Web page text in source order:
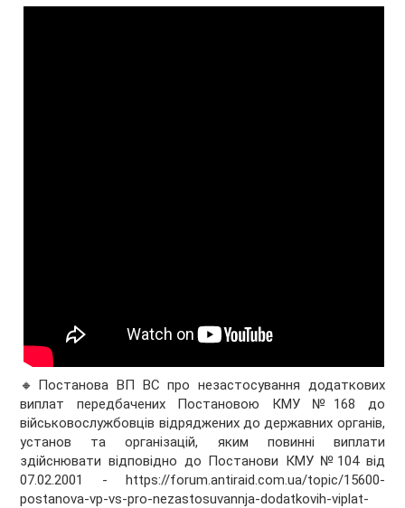
🔸Постанова ВП ВС про незастосування додаткових
виплат передбачених Постановою КМУ №168 до
військовослужбовців відряджених до державних органів,
установ та організацій, яким повинні виплати
здійснювати відповідно до Постанови КМУ №104 від
07.02.2001 - https://forum.antiraid.com.ua/topic/15600-
postanova-vp-vs-pro-nezastosuvannja-dodatkovih-viplat-